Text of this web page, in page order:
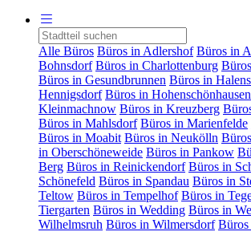
Alle Büros Büros in Adlershof Büros in
Bohnsdorf Büros in Charlottenburg
Büros in Gesundbrunnen Büros in
Hennigsdorf Büros in Hohenschönhausen
Kleinmachnow Büros in Kreuzberg
Büros in Mahlsdorf Büros in Marienfelde
Büros in Moabit Büros in Neukölln
in Oberschöneweide Büros in Pankow
Berg Büros in Reinickendorf Büros in
Schönefeld Büros in Spandau Büros in
Teltow Büros in Tempelhof Büros in
Tiergarten Büros in Wedding Büros in
Wilhelmsruh Büros in Wilmersdorf